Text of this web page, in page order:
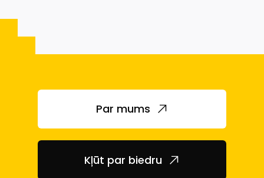
Par mums
Kļūt par biedru